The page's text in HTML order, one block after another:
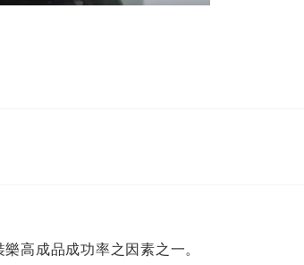
高成品成功率之因素之一。